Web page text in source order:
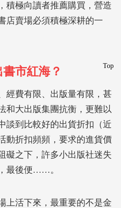
積極向讀者推薦購買，營造
店賣場必須積極深耕的一
Top
市紅海？
經費有限、出版量有限，甚
和大出版集團抗衡，更難以
談到比較好的出貨折扣（近
動折扣頻頻，要求的進貨價
礙之下，許多小出版社迷失
最後便……。
上活下來，最重要的不是金